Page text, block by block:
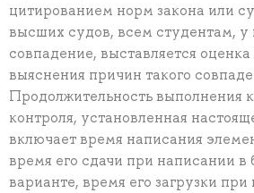
цитированием норм закона или
высших судов, всем студентам, у
совпадение, выставляется оценка
выяснения причин такого
Продолжительность выполнения
контроля, установленная
включает время написания
время его сдачи при написании
варианте, время его загрузки